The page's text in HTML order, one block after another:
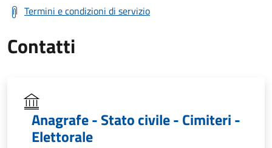
Termini e condizioni di servizio
Contatti
Anagrafe - Stato civile - Cimiteri -
Elettorale